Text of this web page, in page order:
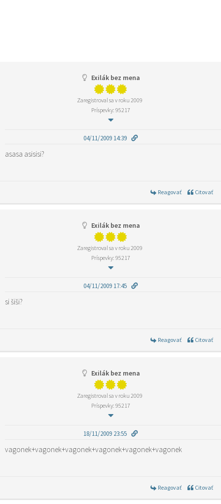
Exilák bez mena
Zaregistroval sa v roku 2009
Príspevky: 95217
04/11/2009 14:39
asasa asisisi?
Reagovať Citovať
Exilák bez mena
Zaregistroval sa v roku 2009
Príspevky: 95217
04/11/2009 17:45
si šiši?
Reagovať Citovať
Exilák bez mena
Zaregistroval sa v roku 2009
Príspevky: 95217
18/11/2009 23:55
vagonek+vagonek+vagonek+vagonek+vagonek+vagonek
Reagovať Citovať